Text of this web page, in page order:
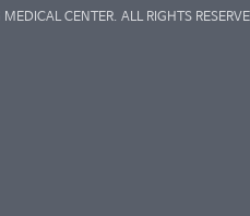
CENTER. ALL RIGHTS